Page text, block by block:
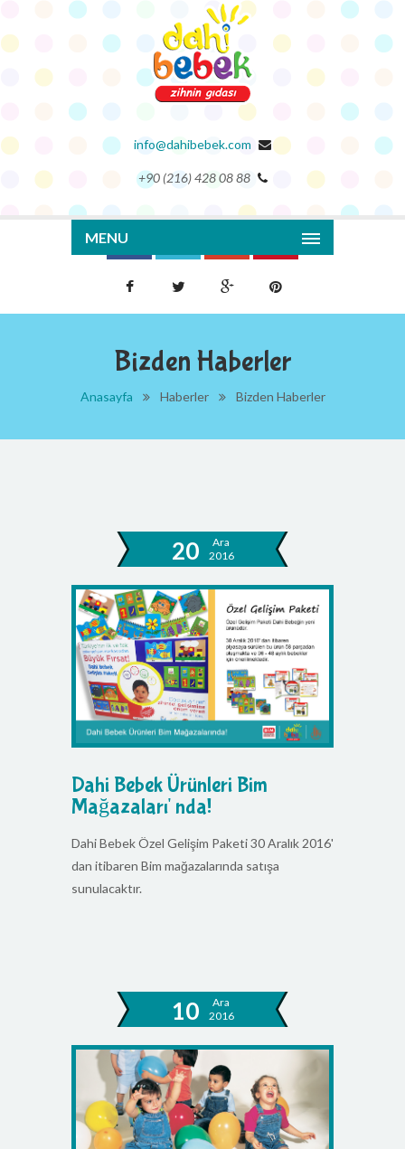
info@dahibebek.com
+90 (216) 428 08 88
MENU
Bizden Haberler
Anasayfa Haberler Bizden Haberler
20
Ara
2016
Dahi Bebek Ürünleri Bim
Mağazaları' nda!
Dahi Bebek Özel Gelişim Paketi 30 Aralık 2016'
dan itibaren Bim mağazalarında satışa
sunulacaktır.
10
Ara
2016